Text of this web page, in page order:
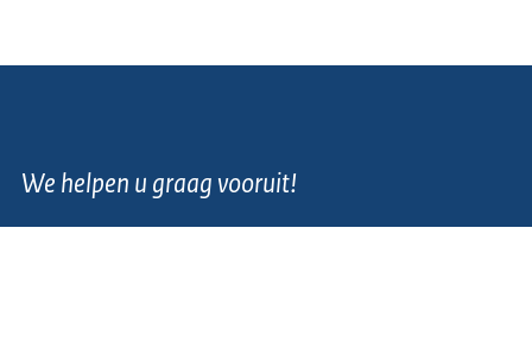
We helpen u graag vooruit!